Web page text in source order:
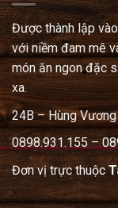
Được thành lập
với niềm đam mê
món ăn ngon đặc
xa.
24B – Hùng
0898.931.155 –
Đơn vị trực thuộc